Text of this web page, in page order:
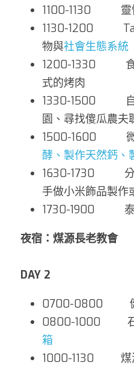
1100-1130
1130-1200
物與社會生態系統
1200-1330
式的烤肉
1330-1500
園、尋找傻瓜農夫
1500-1600
酵、製作天然鈣、
1630-1730
手做小米飾品製作
1730-1900
夜宿：煤源長老教會
DAY 2
0700-0800
0800-1000
箱
1000-1130